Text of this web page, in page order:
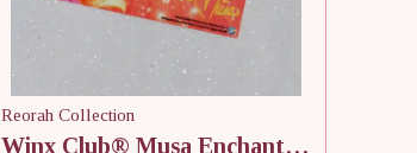
Reorah Collection
Winx Club® Musa Enchantix Wings 925 Gümüş Bileklik